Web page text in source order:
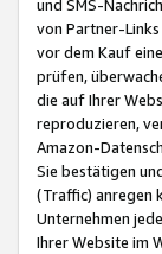
und SMS-
von Partner-
vor dem Kauf
prüfen,
die auf Ihrer
reproduzieren,
Amazon-
Sie bestätigen
(Traffic) anregen
Unternehmen
Ihrer Website im